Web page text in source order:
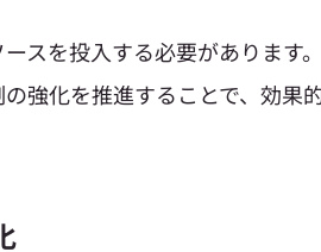
スを投入する必要があります
強化を推進することで、効果